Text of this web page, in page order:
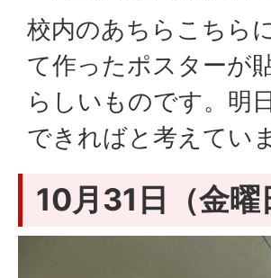
校内のあちらこちら
て作ったポスターが
らしいものです。明
できればと考えてい
10月31日（金曜